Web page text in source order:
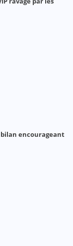
bilan encourageant